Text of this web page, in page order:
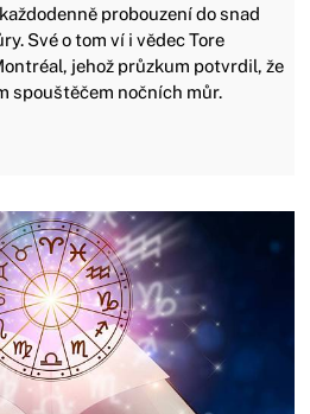
probouzení do snad
Své o tom ví i vědec Tore
jehož průzkum potvrdil, že
spouštěčem nočních můr.